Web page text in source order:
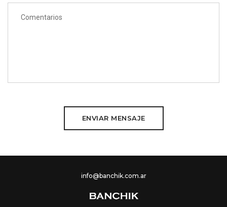
ENVIAR MENSAJE
info@banchik.com.ar